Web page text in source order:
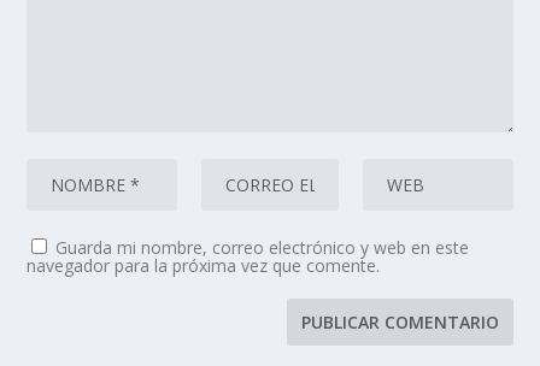
Guarda mi nombre, correo electrónico y web en este
navegador para la próxima vez que comente.